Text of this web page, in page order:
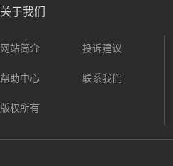
关于我们
网站简介 投诉建议
帮助中心 联系我们
版权所有